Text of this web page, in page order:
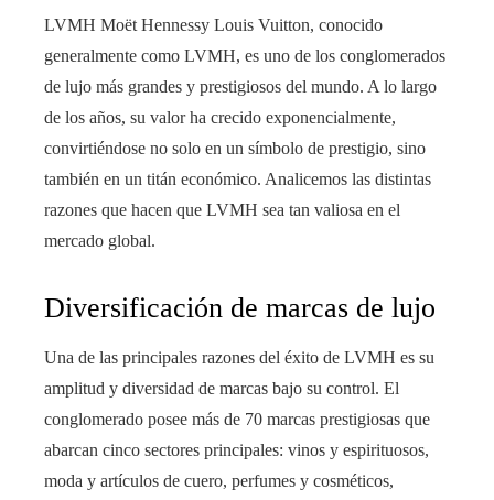
LVMH Moët Hennessy Louis Vuitton, conocido
generalmente como LVMH, es uno de los conglomerados
de lujo más grandes y prestigiosos del mundo. A lo largo
de los años, su valor ha crecido exponencialmente,
convirtiéndose no solo en un símbolo de prestigio, sino
también en un titán económico. Analicemos las distintas
razones que hacen que LVMH sea tan valiosa en el
mercado global.
Diversificación de marcas de lujo
Una de las principales razones del éxito de LVMH es su
amplitud y diversidad de marcas bajo su control. El
conglomerado posee más de 70 marcas prestigiosas que
abarcan cinco sectores principales: vinos y espirituosos,
moda y artículos de cuero, perfumes y cosméticos,